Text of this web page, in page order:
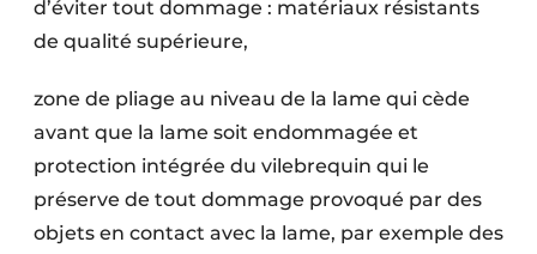
d’éviter tout dommage : matériaux résistants
de qualité supérieure,
zone de pliage au niveau de la lame qui cède
avant que la lame soit endommagée et
protection intégrée du vilebrequin qui le
préserve de tout dommage provoqué par des
objets en contact avec la lame, par exemple des